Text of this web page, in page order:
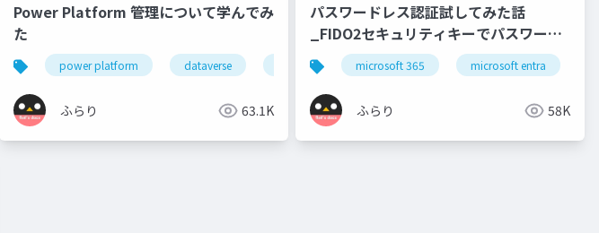
power automate microsoft dataverse
Power Platform 管理について学んでみ
た
power platform dataverse ppacjp
ふらり 63.1K
パスワードレス認証試してみた話
_FIDO2セキュリティキーでパスワード
レス認証microsoft 365 microsoft entra
ふらり 58K